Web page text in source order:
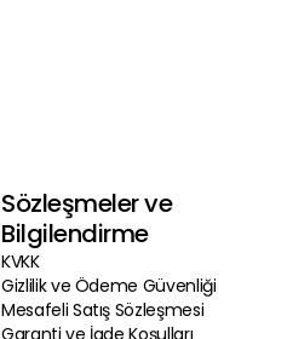
Sözleşmeler ve
Bilgilendirme
KVKK
Gizlilik ve Ödeme Güvenliği
Mesafeli Satış Sözleşmesi
Garanti ve İade Koşulları